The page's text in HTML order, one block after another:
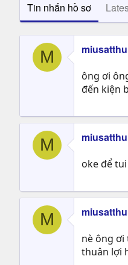
Tin nhắn hồ sơ
M miusatthu
ông ơi
đến kiện
M miusatthu
oke để
M miusatthu
nè ông ơi
thuân lợi